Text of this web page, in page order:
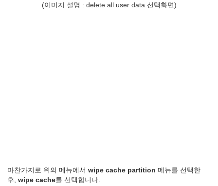
(이미지 설명 : delete all user data 선택화면)
마찬가지로 위의 메뉴에서 wipe cache partition 메뉴를 선택한
후, wipe cache를 선택합니다.